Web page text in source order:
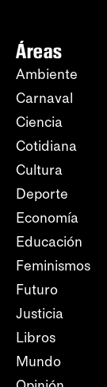
Áreas
Ambiente
Carnaval
Ciencia
Cotidiana
Cultura
Deporte
Economía
Educación
Feminismos
Futuro
Justicia
Libros
Mundo